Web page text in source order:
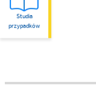
Studia
przypadków